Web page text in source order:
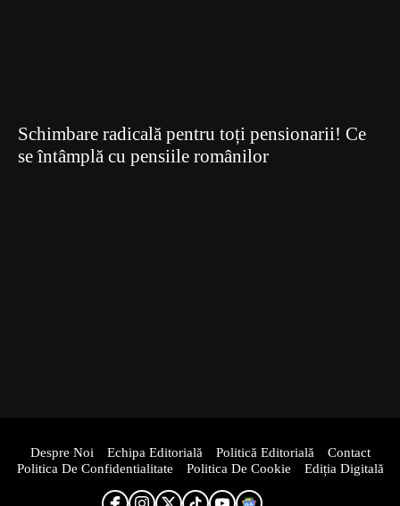
Schimbare radicală pentru toți pensionarii! Ce
se întâmplă cu pensiile românilor
Despre Noi Echipa Editorială Politică Editorială
Contact
Politica De Confidentialitate
Politica De Cookie Ediția Digitală